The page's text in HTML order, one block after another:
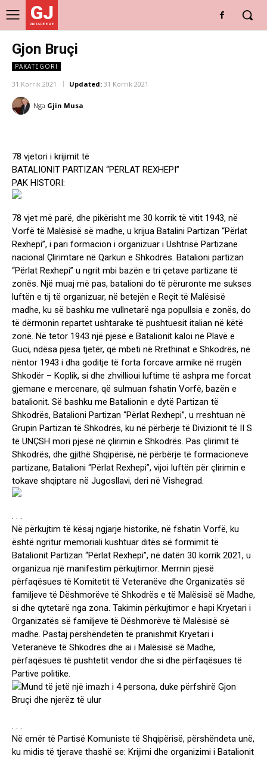
GJ
DRITARE E RE
Gjon Bruçi
PAKATEGORI
31 Korrik 2021 Updated: 31 Korrik 2021
Nga Gjin Musa
78 vjetori i krijimit të
BATALIONIT PARTIZAN “PËRLAT REXHEPI”
PAK HISTORI:
78 vjet më parë, dhe pikërisht me 30 korrik të vitit 1943, në
Vorfë të Malësisë së madhe, u krijua Batalini Partizan “Përlat
Rexhepi”, i pari formacion i organizuar i Ushtrisë Partizane
nacional Çlirimtare në Qarkun e Shkodrës. Batalioni partizan
“Përlat Rexhepi” u ngrit mbi bazën e tri çetave partizane të
zonës. Një muaj më pas, batalioni do të përuronte me sukses
luftën e tij të organizuar, në betejën e Reçit të Malësisë
madhe, ku së bashku me vullnetarë nga popullsia e zonës, do
të dërmonin repartet ushtarake të pushtuesit italian në këtë
zonë. Në tetor 1943 një pjesë e Batalionit kaloi në Plavë e
Guci, ndësa pjesa tjetër, që mbeti në Rrethinat e Shkodrës, në
nëntor 1943 i dha goditje të forta forcave armike në rrugën
Shkodër – Koplik, si dhe zhvillioui luftime të ashpra me forcat
gjemane e mercenare, që sulmuan fshatin Vorfë, bazën e
batalionit. Së bashku me Batalionin e dytë Partizan të
Shkodrës, Batalioni Partizan “Përlat Rexhepi”, u rreshtuan në
Grupin Partizan të Shkodrës, ku në përbërje të Divizionit të II S
të UNÇSH mori pjesë në çlirimin e Shkodrës. Pas çlirimit të
Shkodrës, dhe gjithë Shqipërisë, në përbërje të formacioneve
partizane, Batalioni “Përlat Rexhepi”, vijoi luftën për çlirimin e
tokave shqiptare në Jugosllavi, deri në Vishegrad.
. . .
Në përkujtim të kësaj ngjarje historike, në fshatin Vorfë, ku
është ngritur memoriali kushtuar ditës së formimit të
Batalionit Partizan “Përlat Rexhepi”, në datën 30 korrik 2021, u
organizua një manifestim përkujtimor. Merrnin pjesë
përfaqësues të Komitetit të Veteranëve dhe Organizatës së
familjeve të Dëshmorëve të Shkodrës e të Malësisë së Madhe,
si dhe qytetarë nga zona. Takimin përkujtimor e hapi Kryetari i
Organizatës së familjeve të Dëshmorëve të Malësisë së
madhe. Pastaj përshëndetën të pranishmit Kryetari i
Veteranëve të Shkodrës dhe ai i Malësisë së Madhe,
përfaqësues të pushtetit vendor dhe si dhe përfaqësues të
Partive politike.
. . .
Në emër të Partisë Komuniste të Shqipërisë, përshëndeta unë,
ku midis të tjerave thashë se: Krijimi dhe organizimi i Batalionit